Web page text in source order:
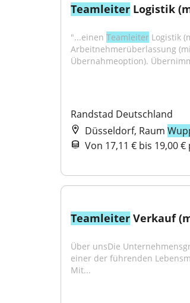
Teamleiter Logistik
"...einen Teamleiter Logistik
Arbeitnehmerüberlassung
Übernahmeoption).
Randstad Deutschland
Düsseldorf, Raum
Von 17,11 € bis 19,00
Teamleiter Verkauf
Über unsDie
einer der führenden
Mit...